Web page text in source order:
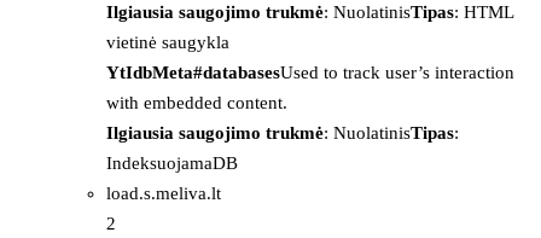
Ilgiausia saugojimo trukmė: NuolatinisTipas: HTML
vietinė saugykla
YtIdbMeta#databasesUsed to track user’s interaction
with embedded content.
Ilgiausia saugojimo trukmė: NuolatinisTipas:
IndeksuojamaDB
load.s.meliva.lt
2